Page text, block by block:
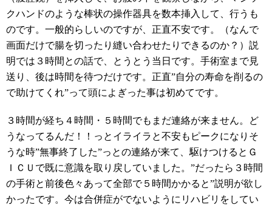
クハンドのような棒状の操作器具を数本挿入して、行うも
のです。一般的らしいのですが、正直不安です。（なんで
画面だけで腸を切ったり縫い合わせたりできるのか？）説
明では３時間との話で、とうとう当日です。手術室まで見
送り、後は時間を待つだけです。正直”自分の寿命を削るの
で助けてくれ”って頭によぎった事は初めてです。
３時間が経ち４時間・５時間でもまだ連絡が来ません。ど
うなってるんだ！！っとイライラと不安もピークになりそ
うな時”無事終了した”っとの連絡が来て、駆けつけるとＧ
ＩＣＵで既に意識を取り戻していました。”だったら３時間
の手術と前後色々あって全部で５時間かかると”説明が欲し
かったです。今は合併症がでないようにリハビリをしてい